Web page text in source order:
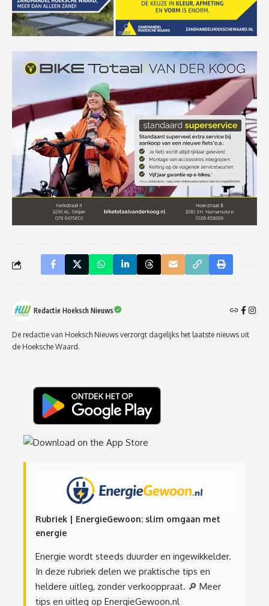
Redactie Hoeksch Nieuws
De redactie van Hoeksch Nieuws verzorgt dagelijks het laatste nieuws uit
de Hoeksche Waard.
Rubriek | EnergieGewoon: slim omgaan met
energie
Energie wordt steeds duurder en ingewikkelder.
In deze rubriek delen we praktische tips en
heldere uitleg, zonder verkooppraat. 🔎 Meer
tips en uitleg op EnergieGewoon.nl